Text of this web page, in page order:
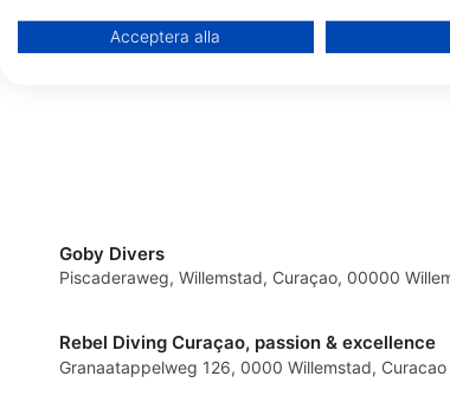
Goby Divers
Piscaderaweg, Willemstad, Curaçao, 00000
Rebel Diving Curaçao, passion & excellence
Granaatappelweg 126, 0000 Willemstad, Curacao
Använda begränsade data för att välja reklam
Mäta reklamprestanda
Förstå målgrupper genom statistik eller
Acceptera alla